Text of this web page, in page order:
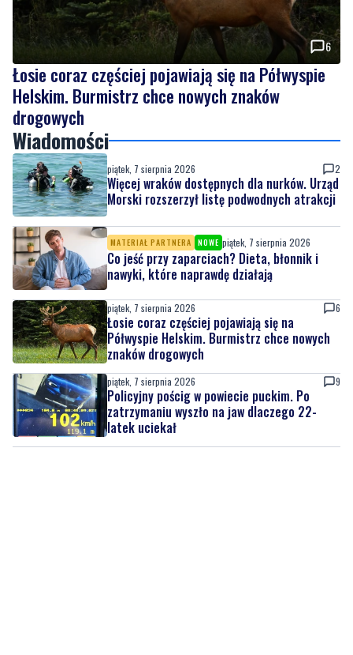
6
Łosie coraz częściej pojawiają się na Półwyspie
Helskim. Burmistrz chce nowych znaków
drogowych
Wiadomości
piątek, 7 sierpnia 2026 2
Więcej wraków dostępnych dla nurków. Urząd
Morski rozszerzył listę podwodnych atrakcji
MATERIAŁ PARTNERA NOWE piątek, 7 sierpnia 2026
Co jeść przy zaparciach? Dieta, błonnik i
nawyki, które naprawdę działają
piątek, 7 sierpnia 2026 6
Łosie coraz częściej pojawiają się na
Półwyspie Helskim. Burmistrz chce nowych
znaków drogowych
piątek, 7 sierpnia 2026 9
Policyjny pościg w powiecie puckim. Po
zatrzymaniu wyszło na jaw dlaczego 22-
latek uciekał